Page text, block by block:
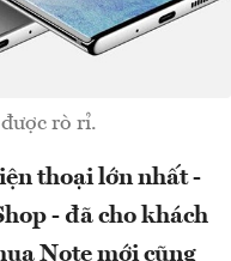
rò rỉ.
thoại lớn nhất -
- đã cho khách
Note mới cũng